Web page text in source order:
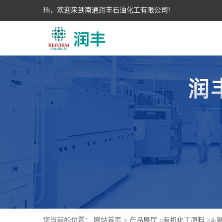
Hi，欢迎来到南通润丰石油化工有限公司!
您当前的位置： 网站首页 > 产品展厅 >有机化工原料 >4-